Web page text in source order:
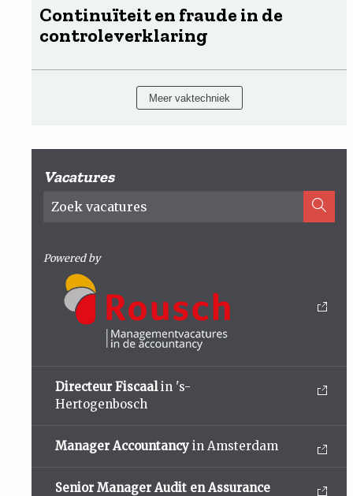
Continuïteit en fraude in de
controleverklaring
Meer vaktechniek
Vacatures
Powered by
Directeur Fiscaalin 's-
Hertogenbosch
Manager Accountancy in Amsterdam
Senior Manager Audit en Assurance